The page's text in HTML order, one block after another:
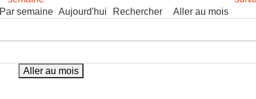
Par semaine Aujourd'hui Rechercher Aller au mois
Aller au mois